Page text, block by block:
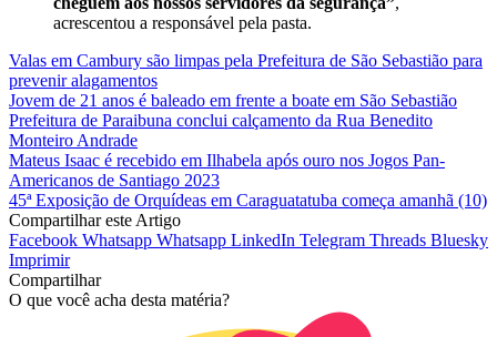
acrescentou a responsável pela pasta.
Valas em Cambury são limpas pela Prefeitura de São Sebastião para
prevenir alagamentos
Jovem de 21 anos é baleado em frente a boate em São Sebastião
Prefeitura de Paraibuna conclui calçamento da Rua Benedito
Monteiro Andrade
Mateus Isaac é recebido em Ilhabela após ouro nos Jogos Pan-
Americanos de Santiago 2023
45ª Exposição de Orquídeas em Caraguatatuba começa amanhã (10)
Compartilhar este Artigo
Facebook Whatsapp Whatsapp LinkedIn Telegram Threads Bluesky
Imprimir
Compartilhar
O que você acha desta matéria?